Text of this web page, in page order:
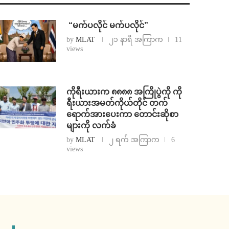
⁨ ⁨“မက်ပလိုင် မက်ပလိုင်”
byMLAT ၂၁ နာရီ အကြာက
11
views
ကိုရီးယားက ၈၈၈၈ အကြိုပွဲကို ကို
ရီးယားအမတ်ကိုယ်တိုင် တက်
ရောက်အားပေးကာ တောင်းဆိုစာ
များကို လက်ခံ
byMLAT ၂ ရက် အကြာက
6
views